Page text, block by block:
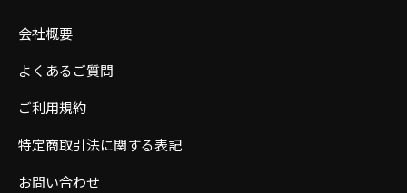
会社概要
よくあるご質問
ご利用規約
特定商取引法に関する表記
お問い合わせ